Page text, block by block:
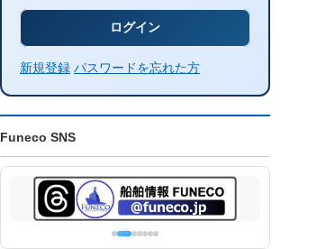
新規登録 パスワードを忘れた方
Funeco SNS